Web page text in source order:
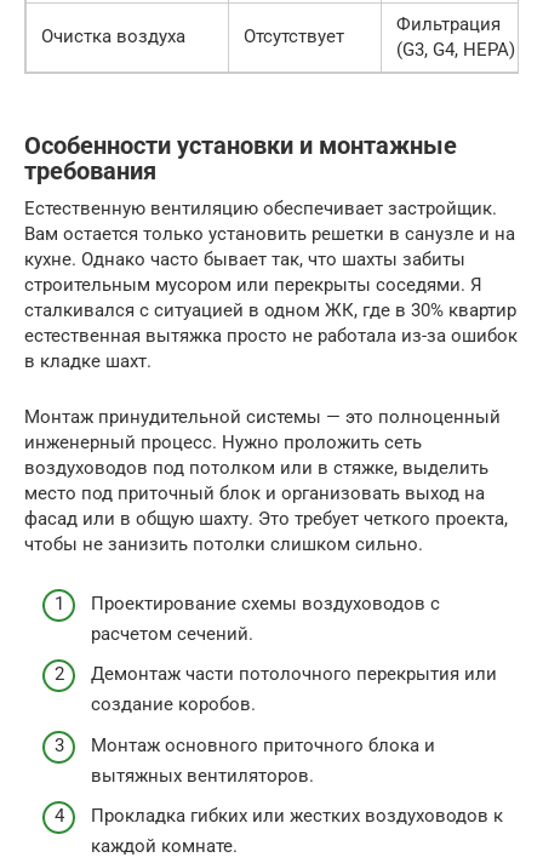
Очистка воздуха Отсутствует
Фильтрация
(G3, G4, HEPA)
Особенности установки и монтажные
требования
Естественную вентиляцию обеспечивает застройщик.
Вам остается только установить решетки в санузле и на
кухне. Однако часто бывает так, что шахты забиты
строительным мусором или перекрыты соседями. Я
сталкивался с ситуацией в одном ЖК, где в 30% квартир
естественная вытяжка просто не работала из-за ошибок
в кладке шахт.
Монтаж принудительной системы — это полноценный
инженерный процесс. Нужно проложить сеть
воздуховодов под потолком или в стяжке, выделить
место под приточный блок и организовать выход на
фасад или в общую шахту. Это требует четкого проекта,
чтобы не занизить потолки слишком сильно.
Проектирование схемы воздуховодов с
расчетом сечений.
Демонтаж части потолочного перекрытия или
создание коробов.
Монтаж основного приточного блока и
вытяжных вентиляторов.
Прокладка гибких или жестких воздуховодов к
каждой комнате.